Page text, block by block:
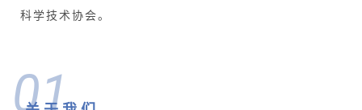
科学技术协会。
01